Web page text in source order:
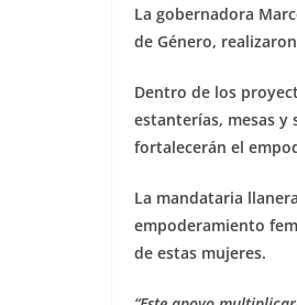
La gobernadora
de Género,
Dentro de los
estanterías, mesas
fortalecerán el
La mandataria
empoderamiento
de estas mujeres.